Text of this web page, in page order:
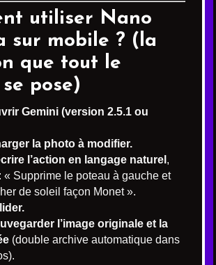
utiliser Nano
sur mobile ? (la
que tout le
pose)
Gemini (version 2.5.1 ou
la photo à modifier.
l’action en langage naturel ,
« Supprime le poteau à gauche et
de soleil façon Monet ».
l’image originale et la
(double archive automatique dans